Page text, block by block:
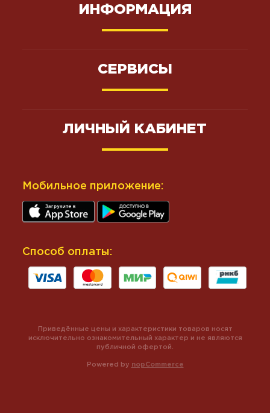
ИНФОРМАЦИЯ
СЕРВИСЫ
ЛИЧНЫЙ КАБИНЕТ
Мобильное приложение:
Способ оплаты:
Powered by nopCommerce
Приведённые цены и характеристики товаров носят
исключительно ознакомительный характер и не являются
публичной офертой.